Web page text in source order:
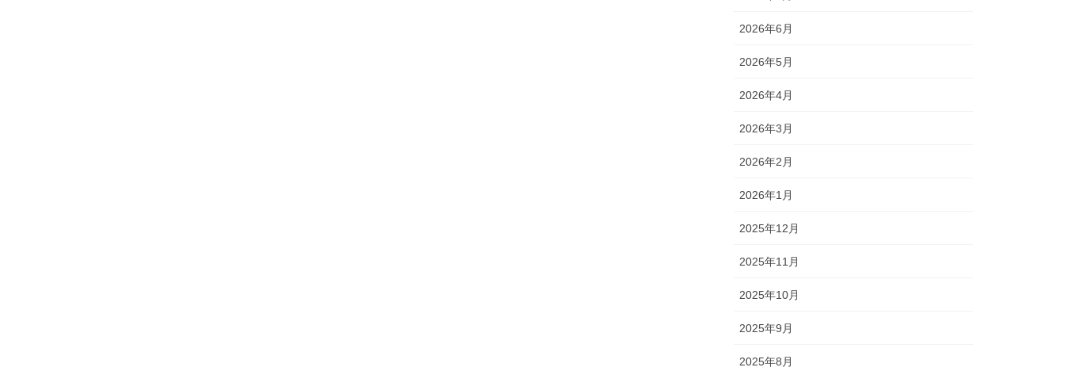
2026年6月
2026年5月
2026年4月
2026年3月
2026年2月
2026年1月
2025年12月
2025年11月
2025年10月
2025年9月
2025年8月